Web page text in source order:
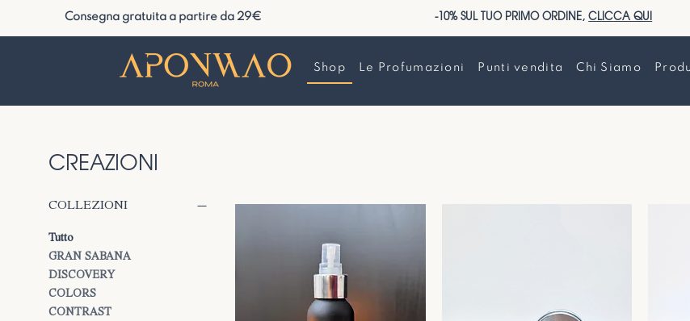
Consegna gratuita a partire da 29€ -10% SUL TUO PRIMO ORDINE,CLICCA QUI
Shop Le Profumazioni Punti vendita Chi Siamo
CREAZIONI
COLLEZIONI
Tutto
GRAN SABANA
DISCOVERY
COLORS
CONTRAST